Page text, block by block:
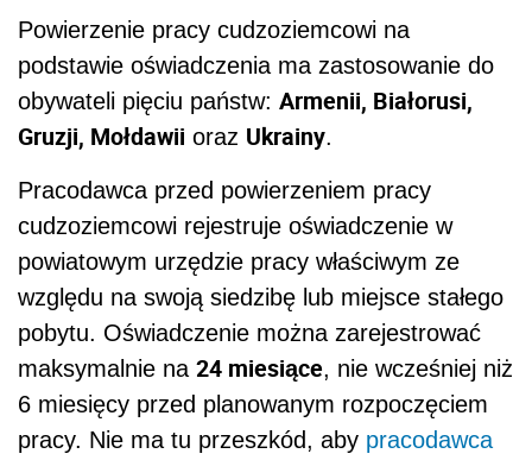
Powierzenie pracy cudzoziemcowi na
podstawie oświadczenia ma zastosowanie do
obywateli pięciu państw: Armenii, Białorusi,
Gruzji, Mołdawii oraz Ukrainy.
Pracodawca przed powierzeniem pracy
cudzoziemcowi rejestruje oświadczenie w
powiatowym urzędzie pracy właściwym ze
względu na swoją siedzibę lub miejsce stałego
pobytu. Oświadczenie można zarejestrować
maksymalnie na 24 miesiące, nie wcześniej niż
6 miesięcy przed planowanym rozpoczęciem
pracy. Nie ma tu przeszkód, aby pracodawca